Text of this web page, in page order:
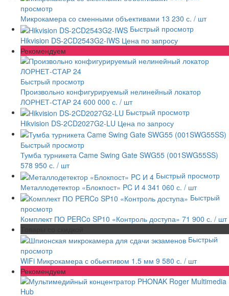
просмотр
Микрокамера со сменными объективами 13 230 с. / шт
Быстрый просмотр
Hikvision DS-2CD2543G2-IWS Цена по запросу
Рекомендуем
Быстрый просмотр
Произвольно конфигурируемый нелинейный локатор
ЛОРНЕТ-СТАР 24 600 000 с. / шт
Быстрый просмотр
Hikvision DS-2CD2027G2-LU Цена по запросу
Быстрый просмотр
Тумба турникета Came Swing Gate SWG55 (001SWG55SS)
578 950 с. / шт
Быстрый просмотр
Металлодетектор «Блокпост» PC И 4 341 060 с. / шт
Быстрый
просмотр
Комплект ПО PERCo SP10 «Контроль доступа» 71 900 с. / шт
Быстрый
просмотр
WiFi Микрокамера с обьективом 1.5 мм 9 580 с. / шт
Рекомендуем